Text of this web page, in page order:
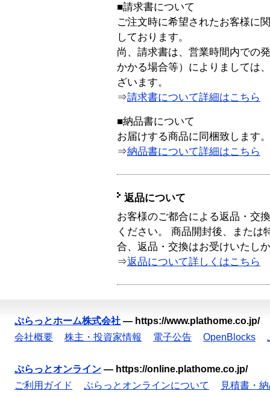
■請求書について
ご注文時に希望されたお客様に
しております。
尚、請求書は、営業時間内での
かかる場合等）によりましては
ざいます。
⇒請求書について詳細はこちら
■納品書について
お届けする商品に同梱致します。
⇒納品書について詳細はこちら
返品について
お客様のご都合による返品・交
ください。 商品開封後、または
合、返品・交換はお受けいたし
⇒返品について詳しくはこちら
ぷらっとホーム株式会社 — https://www.plathome.co.jp/
会社概要
株主・投資家情報 電子公告 OpenBlocks
ぷらっとオンライン — https://online.plathome.co.jp/
ご利用ガイド
ぷらっとオンラインについて
見積書・